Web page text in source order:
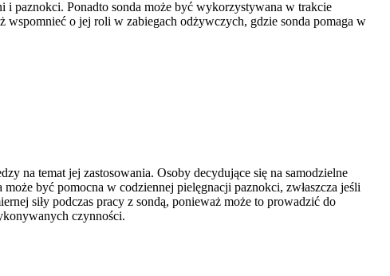
i paznokci. Ponadto sonda może być wykorzystywana w trakcie
wspomnieć o jej roli w zabiegach odżywczych, gdzie sonda pomaga w
na temat jej zastosowania. Osoby decydujące się na samodzielne
być pomocna w codziennej pielęgnacji paznokci, zwłaszcza jeśli
siły podczas pracy z sondą, ponieważ może to prowadzić do
czynności.